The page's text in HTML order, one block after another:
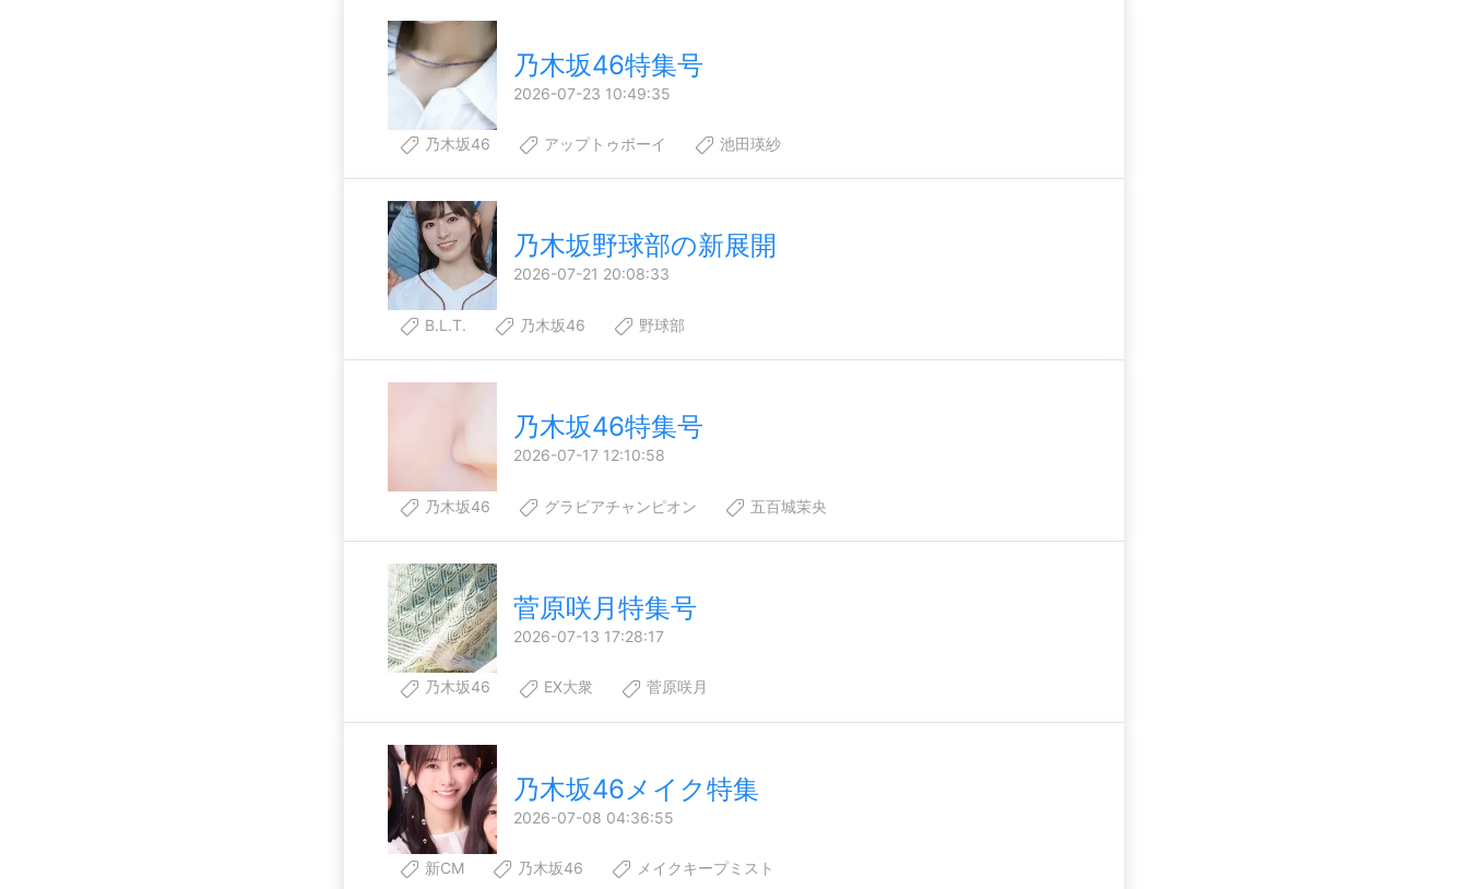
乃木坂46特集号
2026-07-23 10:49:35
乃木坂46 アップトゥボーイ 池田瑛紗
乃木坂野球部の新展開
2026-07-21 20:08:33
B.L.T. 乃木坂46 野球部
乃木坂46特集号
2026-07-17 12:10:58
乃木坂46 グラビアチャンピオン 五百城茉央
菅原咲月特集号
2026-07-13 17:28:17
乃木坂46 EX大衆 菅原咲月
乃木坂46メイク特集
2026-07-08 04:36:55
新CM 乃木坂46 メイクキープミスト